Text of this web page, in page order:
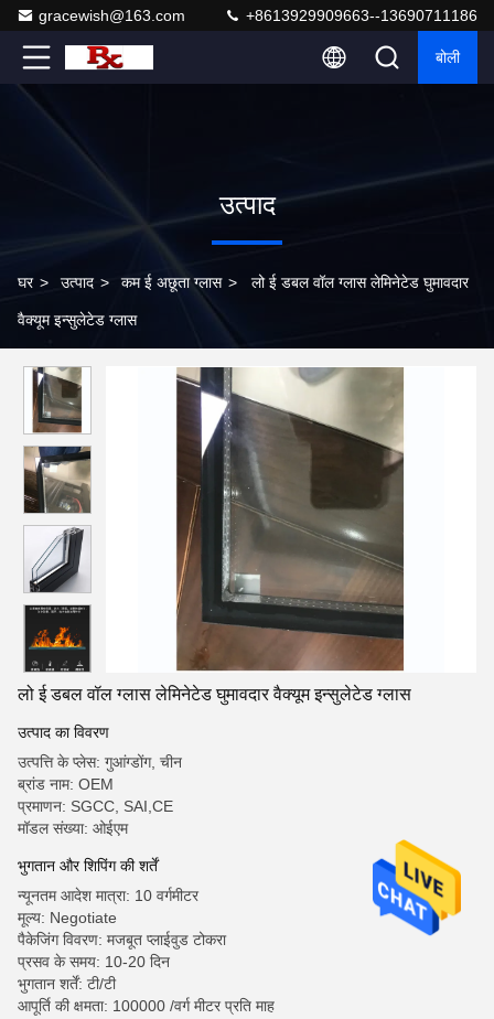
gracewish@163.com +8613929909663--13690711186
बोली
उत्पाद
घर > उत्पाद > कम ई अछूता ग्लास > लो ई डबल वॉल ग्लास लेमिनेटेड घुमावदार
वैक्यूम इन्सुलेटेड ग्लास
लो ई डबल वॉल ग्लास लेमिनेटेड घुमावदार वैक्यूम इन्सुलेटेड ग्लास
उत्पाद का विवरण
उत्पत्ति के प्लेस: गुआंग्डोंग, चीन
ब्रांड नाम: OEM
प्रमाणन: SGCC, SAI,CE
मॉडल संख्या: ओईएम
भुगतान और शिपिंग की शर्तें
न्यूनतम आदेश मात्रा: 10 वर्गमीटर
मूल्य: Negotiate
पैकेजिंग विवरण: मजबूत प्लाईवुड टोकरा
प्रसव के समय: 10-20 दिन
भुगतान शर्तें: टी/टी
आपूर्ति की क्षमता: 100000 /वर्ग मीटर प्रति माह